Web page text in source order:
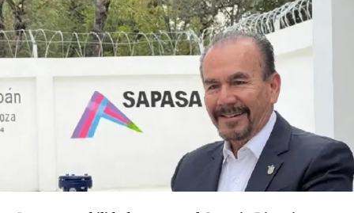
De acuerdo con la información levantada por el
Instituto Nacional de Estadística y Geografía (INEGI), el
porcentaje de personas que consideró inseguro vivir en
el municipio pasó de 80.8 % en marzo de 2026 a 71.0 %
en junio del mismo año, lo que representa una
disminución de 9.8 puntos porcentuales respecto de la
medición anterior.